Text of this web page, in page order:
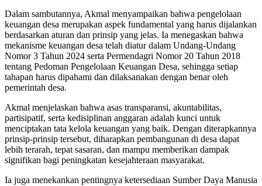
Dalam sambutannya, Akmal menyampaikan bahwa pengelolaan
keuangan desa merupakan aspek fundamental yang harus dijalankan
berdasarkan aturan dan prinsip yang jelas. Ia menegaskan bahwa
mekanisme keuangan desa telah diatur dalam Undang-Undang
Nomor 3 Tahun 2024 serta Permendagri Nomor 20 Tahun 2018
tentang Pedoman Pengelolaan Keuangan Desa, sehingga setiap
tahapan harus dipahami dan dilaksanakan dengan benar oleh
pemerintah desa.
Akmal menjelaskan bahwa asas transparansi, akuntabilitas,
partisipatif, serta kedisiplinan anggaran adalah kunci untuk
menciptakan tata kelola keuangan yang baik. Dengan diterapkannya
prinsip-prinsip tersebut, diharapkan pembangunan di desa dapat
lebih terarah, tepat sasaran, dan mampu memberikan dampak
signifikan bagi peningkatan kesejahteraan masyarakat.
Ia juga menekankan pentingnya ketersediaan Sumber Daya Manusia